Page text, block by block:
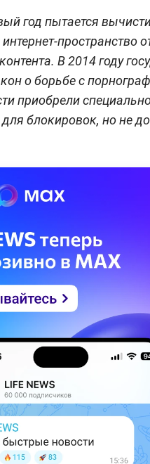
год пытается
пространство
В 2014 году
о борьбе с
приобрели
блокировок, но не